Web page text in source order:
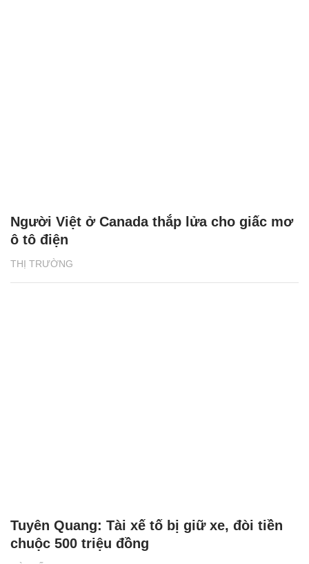
THỊ TRƯỜNG
Người Việt ở Canada thắp lửa cho giấc mơ
ô tô điện
Tuyên Quang: Tài xế tố bị giữ xe, đòi tiền
chuộc 500 triệu đồng